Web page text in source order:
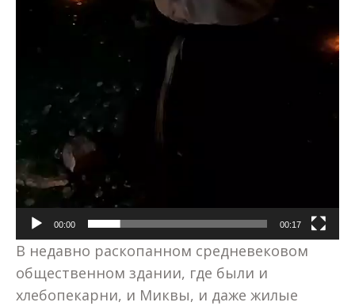
00:00 00:17
В недавно раскопанном средневековом
общественном здании, где были и
хлебопекарни, и Миквы, и даже жилые